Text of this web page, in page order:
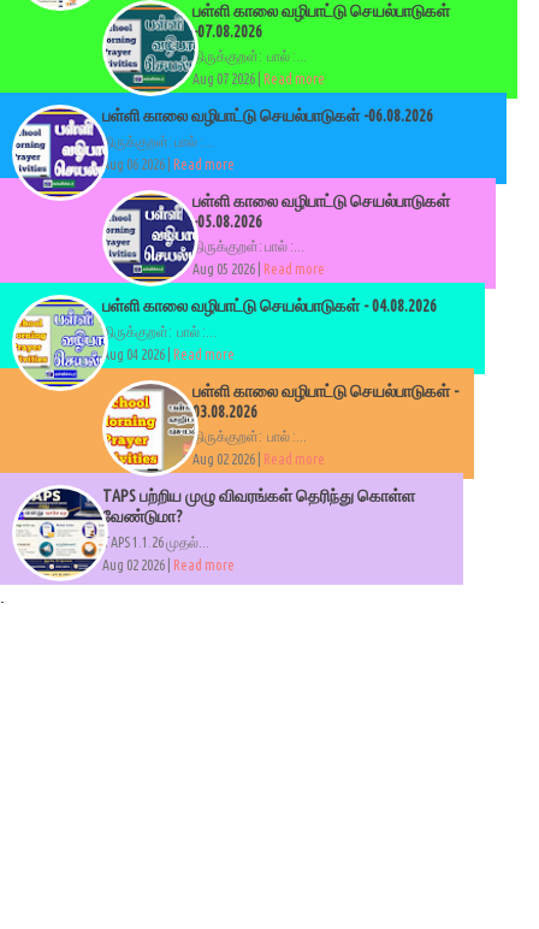
பள்ளி காலை வழிபாட்டு செயல்பாடுகள்
-07.08.2026
திருக்குறள்: பால் :...
Aug 07 2026 | Read more
பள்ளி காலை வழிபாட்டு செயல்பாடுகள் -06.08.2026
திருக்குறள்: பால் :...
Aug 06 2026 | Read more
பள்ளி காலை வழிபாட்டு செயல்பாடுகள்
-05.08.2026
திருக்குறள்: பால் :...
Aug 05 2026 |
Read more
பள்ளி காலை வழிபாட்டு செயல்பாடுகள் - 04.08.2026
திருக்குறள்: பால் :...
Aug 04 2026 | Read more
பள்ளி காலை வழிபாட்டு செயல்பாடுகள் -
03.08.2026
திருக்குறள்: பால் :...
Aug 02 2026 |
Read more
TAPS பற்றிய முழு விவரங்கள் தெரிந்து கொள்ள
வேண்டுமா?
TAPS 1.1.26 முதல்...
Aug 02 2026 |
Read more